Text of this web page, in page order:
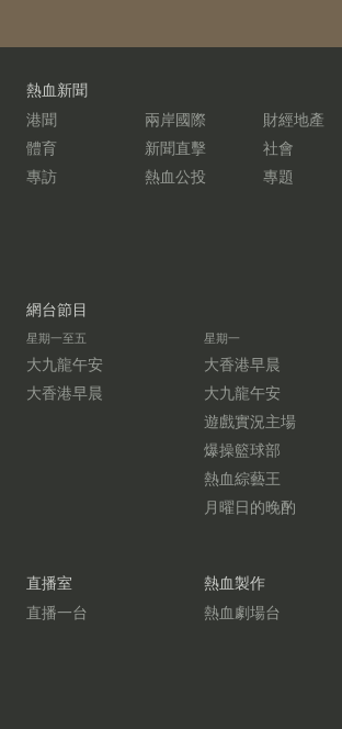
熱血新聞
港聞
兩岸國際
財經地產
體育
新聞直擊
社會
專訪
熱血公投 專題
網台節目
星期一至五
大九龍午安
大香港早晨
星期一
大香港早晨
大九龍午安
遊戲實況主場
爆操籃球部
熱血綜藝王
月曜日的晚酌
直播室
直播一台
熱血製作
熱血劇場台